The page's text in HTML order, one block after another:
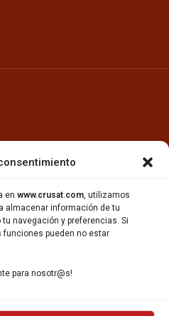
en www.crusat.com, utilizamos
almacenar información de tu
navegación y preferencias. Si
pueden no estar
para nosotr@s!